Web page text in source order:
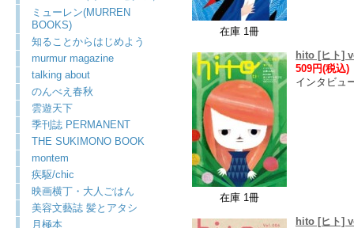
ミューレン(MURREN
BOOKS)
知ることからはじめよう
murmur magazine
talking about
のんべえ春秋
雲遊天下
季刊誌 PERMANENT
THE SUKIMONO BOOK
montem
疾駆/chic
映画横丁・大人ごはん
美容文藝誌 髪とアタシ
月極本
在庫 1冊
在庫 1冊
hito [ヒト]
509円(税込)
インタビュ
hito [ヒト]